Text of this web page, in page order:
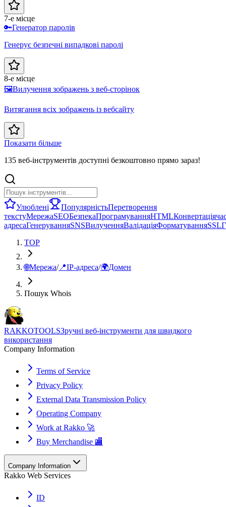
7-е місце
🔑Генератор паролів
Генерує безпечні випадкові паролі
8-е місце
🖼️Вилучення зображень з веб-сторінок
Витягання всіх зображень із вебсайту
Показати більше
135 веб-інструментів доступні безкоштовно прямо зараз!
Улюблені ПопулярністьПеретворення
текстуМережаSEOБезпекаПрограмуванняHTMLКонвертація
адресаГенеруванняSNSВилученняВалідаціяФорматуванняSSL
TOP
🌐Мережа/📍IP-адреса/🌍Домен
Пошук Whois
RAKKOTOOLSЗручні веб-інструменти для швидкого
використання
Company Information
Terms of Service
Privacy Policy
External Data Transmission Policy
Operating Company
Work at Rakko 🚀
Buy Merchandise 🏬
Company Information
Rakko Web Services
ID